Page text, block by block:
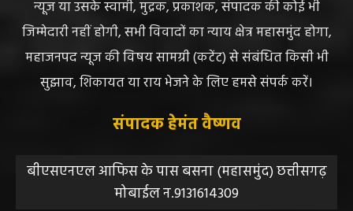
न्यूज या उसके स्वामी, मुद्रक, प्रकाशक, संपादक की कोई भी
जिम्मेदारी नहीं होगी, सभी विवादों का न्याय क्षेत्र महासमुंद होगा,
महाजनपद न्यूज की विषय सामग्री (कटेंट) से संबंधित किसी भी
सुझाव, शिकायत या राय भेजने के लिए हमसे संपर्क करें।
संपादक हेमंत वैष्णव
बीएसएनएल आफिस के पास बसना (महासमुंद) छत्तीसगढ़
मोबाईल न.9131614309